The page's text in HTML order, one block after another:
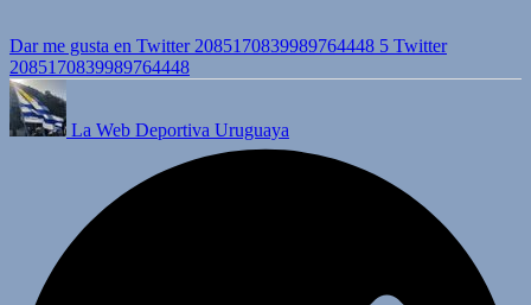
Dar me gusta en Twitter 2085170839989764448 5 Twitter
2085170839989764448
La Web Deportiva Uruguaya